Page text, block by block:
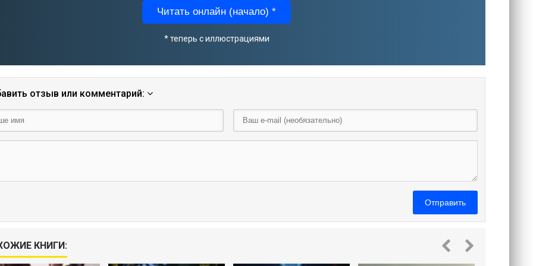
Читать онлайн (начало) *
* теперь с иллюстрациями
отзыв или комментарий:
Отправить
КНИГИ: